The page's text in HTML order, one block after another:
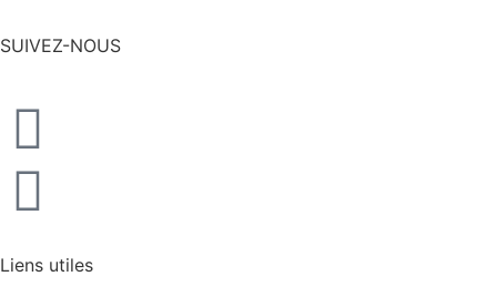
SUIVEZ-NOUS
Liens utiles